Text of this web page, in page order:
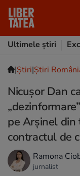
Ultimele știri
|Ştiri|Știri
Nicușor Dan
pe Arșinel din
contractul de
Ramona
jurnalist